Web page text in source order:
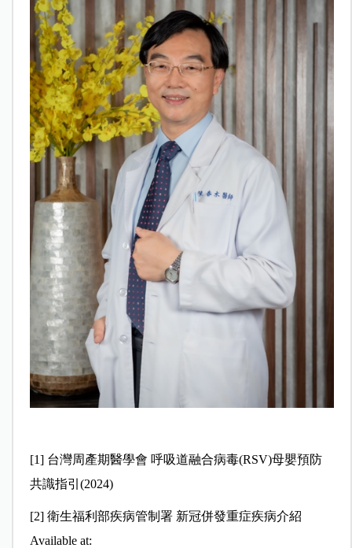
[1]台灣周產期醫學會 呼吸道融合病毒(RSV)母嬰預防
共識指引(2024)
[2]衛生福利部疾病管制署 新冠併發重症疾病介紹
Available at: